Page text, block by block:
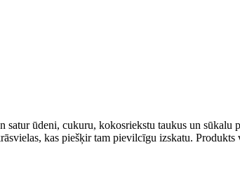
ūdeni, cukuru, kokosriekstu taukus un sūkalu
kas piešķir tam pievilcīgu izskatu.